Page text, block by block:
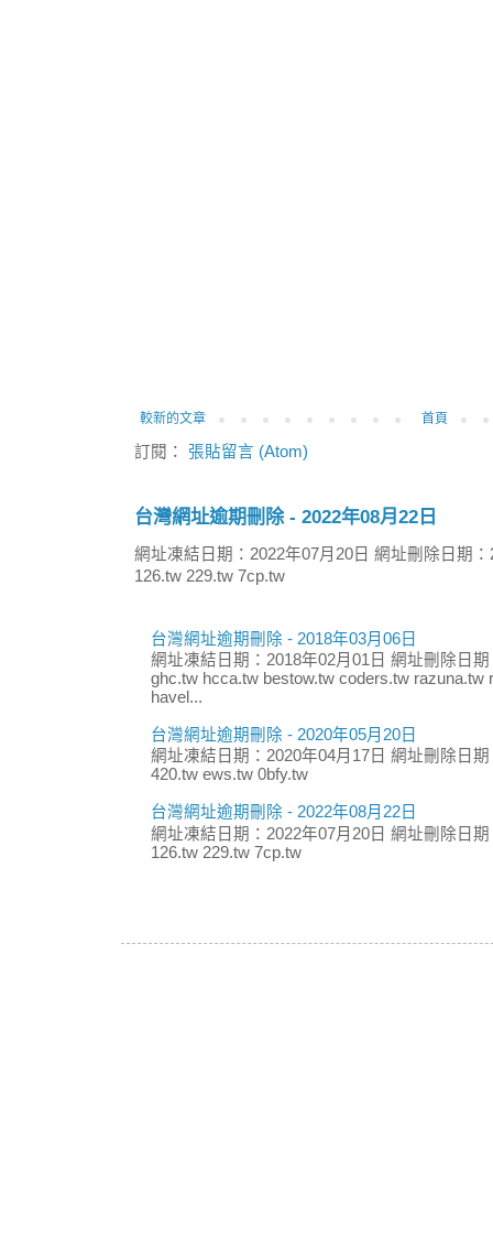
較新的文章 首頁
訂閱： 張貼留言 (Atom)
台灣網址逾期刪除 - 2022年08月22日
網址凍結日期：2022年07月20日 網址刪除日期
126.tw 229.tw 7cp.tw
台灣網址逾期刪除 - 2018年03月06日
網址凍結日期：2018年02月01日 網址刪除日
ghc.tw hcca.tw bestow.tw coders.tw razuna.tw
havel...
台灣網址逾期刪除 - 2020年05月20日
網址凍結日期：2020年04月17日 網址刪除日
420.tw ews.tw 0bfy.tw
台灣網址逾期刪除 - 2022年08月22日
網址凍結日期：2022年07月20日 網址刪除日
126.tw 229.tw 7cp.tw